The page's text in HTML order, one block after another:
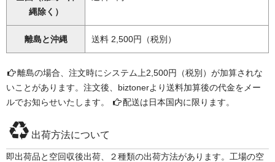
縄除く）
離島と沖縄 送料 2,500円（税別）
離島の場合、注文時にシステム上2,500円（税別）が加算されな
いことがあります。注文後、biztonerより送料加算後の代金をメー
ルでお知らせいたします。
配送は日本国内に限ります。
出荷方法について
即出荷品と空回収後出荷、２種類の出荷方法があります。工場の空